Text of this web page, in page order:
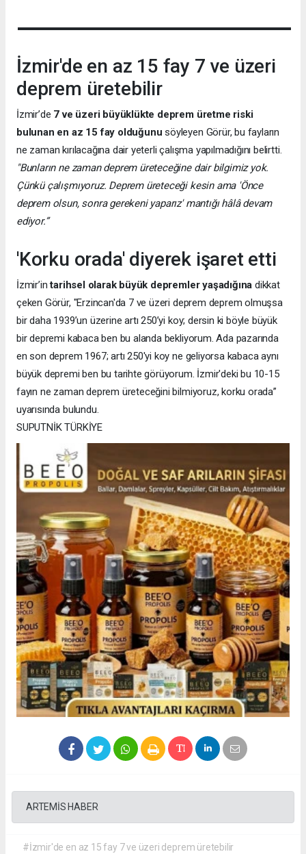
İzmir'de en az 15 fay 7 ve üzeri
deprem üretebilir
İzmir’de 7 ve üzeri büyüklükte deprem üretme riski
bulunan en az 15 fay olduğunu söyleyen Görür, bu fayların
ne zaman kırılacağına dair yeterli çalışma yapılmadığını belirtti.
"Bunların ne zaman deprem üreteceğine dair bilgimiz yok.
Çünkü çalışmıyoruz. Deprem üreteceği kesin ama 'Önce
deprem olsun, sonra gerekeni yaparız' mantığı hâlâ devam
ediyor.”
'Korku orada' diyerek işaret etti
İzmir’intarihsel olarak büyük depremler yaşadığına dikkat
çeken Görür, "Erzincan'da 7 ve üzeri deprem deprem olmuşsa
bir daha 1939’un üzerine artı 250’yi koy; dersin ki böyle büyük
bir depremi kabaca ben bu alanda bekliyorum. Ada pazarında
en son deprem 1967; artı 250'yi koy ne geliyorsa kabaca aynı
büyük depremi ben bu tarihte görüyorum. İzmir'deki bu 10-15
fayın ne zaman deprem üreteceğini bilmiyoruz, korku orada”
uyarısında bulundu.
SUPUTNİK TÜRKİYE
ARTEMİS HABER
#İzmir'de en az 15 fay 7 ve üzeri deprem üretebilir